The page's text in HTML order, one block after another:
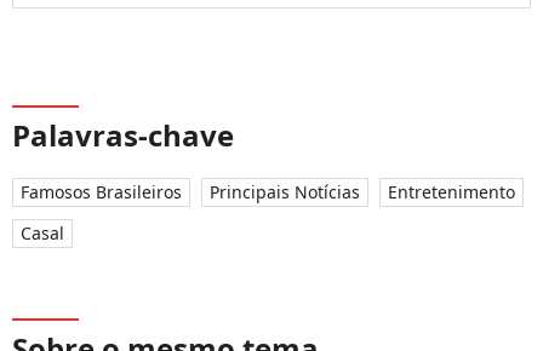
Palavras-chave
Famosos Brasileiros Principais Notícias
Entretenimento
Casal